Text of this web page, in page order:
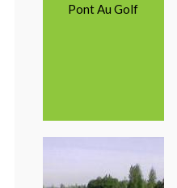
Pont Au Golf